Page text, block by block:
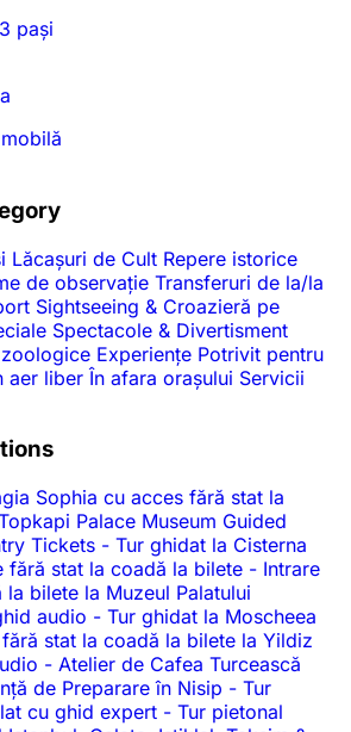
pași
Lăcașuri de Cult Repere istorice
de observație Transferuri de la/la
Sightseeing & Croazieră pe
Spectacole & Divertisment
Experiențe Potrivit pentru
aer liberÎn afara orașului Servicii
Sophia cu acces fără stat la
Palace Museum Guided
Tickets - Tur ghidat la Cisterna
fără stat la coadă la bilete - Intrare
bilete la Muzeul Palatului
audio - Tur ghidat la Moscheea
stat la coadă la bilete la Yildiz
- Atelier de Cafea Turcească
de Preparare în Nisip - Tur
cu ghid expert - Tur pietonal